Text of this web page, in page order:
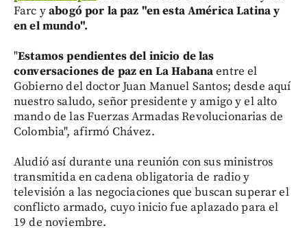
Farc yabogó por la paz "en esta América Latina y
en el mundo".
"Estamos pendientes del inicio de las
conversaciones de paz en La Habanaentre el
Gobierno del doctor Juan Manuel Santos; desde aquí
nuestro saludo, señor presidente y amigo y el alto
mando de las Fuerzas Armadas Revolucionarias de
Colombia", afirmó Chávez.
Aludió así durante una reunión con sus ministros
transmitida en cadena obligatoria de radio y
televisión a las negociaciones que buscan superar el
conflicto armado, cuyo inicio fue aplazado para el
19 de noviembre.